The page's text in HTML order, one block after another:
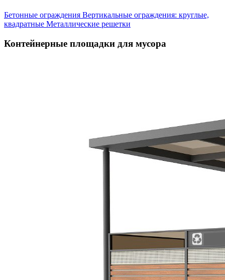
Бетонные ограждения Вертикальные ограждения: круглые,
квадратные Металлические решетки
Контейнерные площадки для мусора